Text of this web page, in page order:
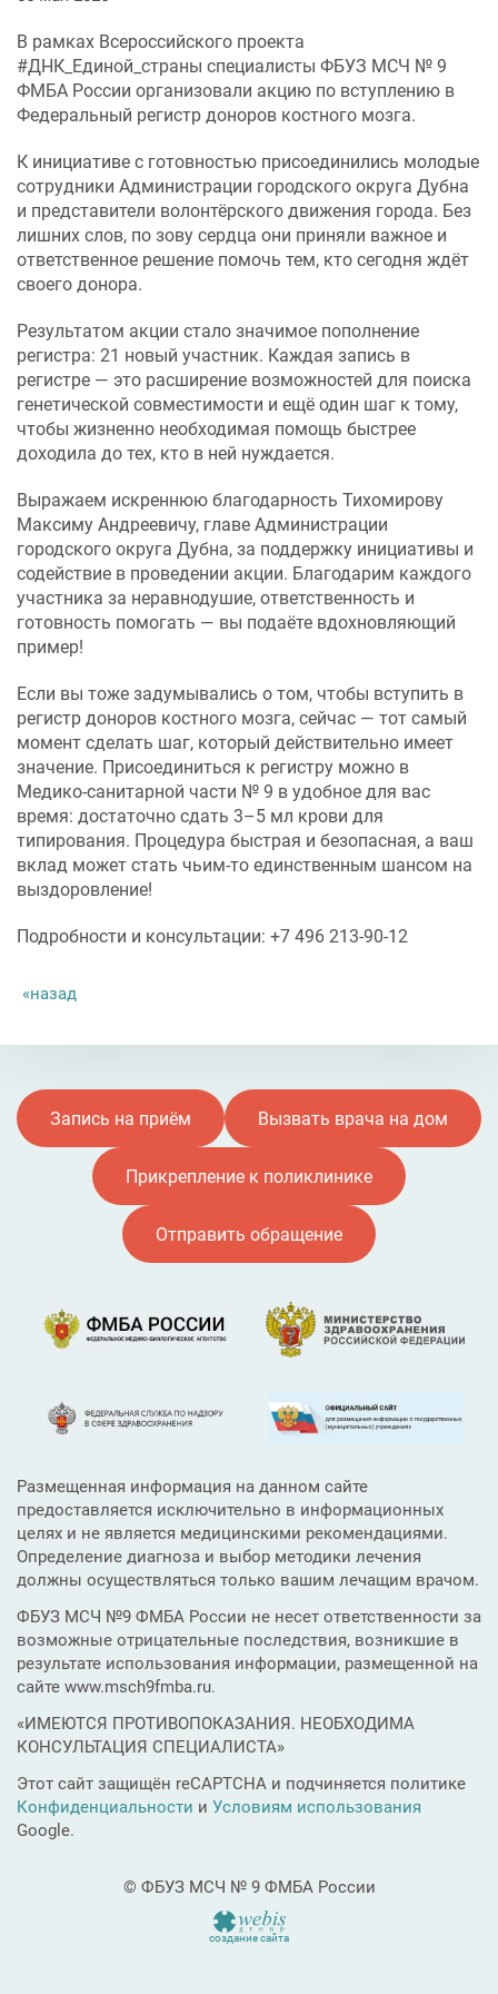
комфортности пребывания в
отделениях стационара
Транспортировка и медицинское
Прочие услуги
В рамках Всероссийского проекта
#ДНК_Единой_страны специалисты ФБУЗ МСЧ № 9
ФМБА России организовали акцию по вступлению в
Федеральный регистр доноров костного мозга.
К инициативе с готовностью присоединились молодые
сотрудники Администрации городского округа Дубна
и представители волонтёрского движения города. Без
лишних слов, по зову сердца они приняли важное и
ответственное решение помочь тем, кто сегодня ждёт
своего донора.
Результатом акции стало значимое пополнение
регистра: 21 новый участник. Каждая запись в
регистре — это расширение возможностей для поиска
генетической совместимости и ещё один шаг к тому,
чтобы жизненно необходимая помощь быстрее
доходила до тех, кто в ней нуждается.
Выражаем искреннюю благодарность Тихомирову
Максиму Андреевичу, главе Администрации
городского округа Дубна, за поддержку инициативы и
содействие в проведении акции. Благодарим каждого
участника за неравнодушие, ответственность и
готовность помогать — вы подаёте вдохновляющий
пример!
Если вы тоже задумывались о том, чтобы вступить в
регистр доноров костного мозга, сейчас — тот самый
момент сделать шаг, который действительно имеет
значение. Присоединиться к регистру можно в
Медико‑санитарной части № 9 в удобное для вас
время: достаточно сдать 3–5 мл крови для
типирования. Процедура быстрая и безопасная, а ваш
вклад может стать чьим‑то единственным шансом на
выздоровление!
Подробности и консультации: +7 496 213‑90‑12
назад
Запись на приём Вызвать врача на дом
Прикрепление к поликлинике
Отправить обращение
Размещенная информация на данном сайте
предоставляется исключительно в информационных
целях и не является медицинскими рекомендациями.
Определение диагноза и выбор методики лечения
должны осуществляться только вашим лечащим врачом.
ФБУЗ МСЧ №9 ФМБА России не несет ответственности за
возможные отрицательные последствия, возникшие в
результате использования информации, размещенной на
сайте www.msch9fmba.ru.
«ИМЕЮТСЯ ПРОТИВОПОКАЗАНИЯ. НЕОБХОДИМА
КОНСУЛЬТАЦИЯ СПЕЦИАЛИСТА»
Этот сайт защищён reCAPTCHA и подчиняется политике
Конфиденциальности и Условиям использования
Google.
© ФБУЗ МСЧ № 9 ФМБА России
создание сайта